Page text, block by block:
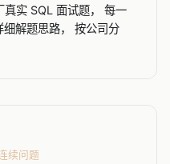
实 SQL 面试题， 每一
解题思路， 按公司分
续问题